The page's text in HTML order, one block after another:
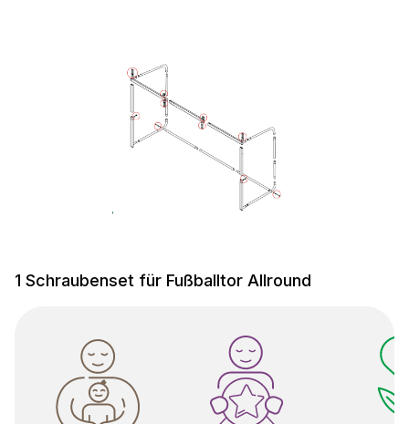
1 Schraubenset für Fußballtor Allround